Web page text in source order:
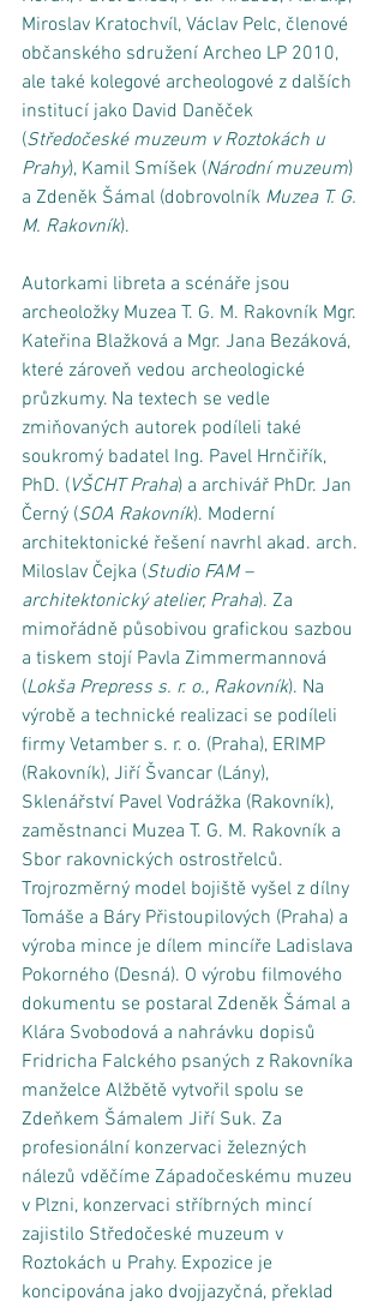
Miroslav Kratochvíl, Václav Pelc, členové
občanského sdružení Archeo LP 2010,
ale také kolegové archeologové z dalších
institucí jako David Daněček
(Středočeské muzeum v Roztokách u
Prahy), Kamil Smíšek (Národní muzeum)
a Zdeněk Šámal (dobrovolník Muzea T. G.
M. Rakovník).
Autorkami libreta a scénáře jsou
archeoložky Muzea T. G. M. Rakovník Mgr.
Kateřina Blažková a Mgr. Jana Bezáková,
které zároveň vedou archeologické
průzkumy. Na textech se vedle
zmiňovaných autorek podíleli také
soukromý badatel Ing. Pavel Hrnčiřík,
PhD. (VŠCHT Praha) a archivář PhDr. Jan
Černý (SOA Rakovník). Moderní
architektonické řešení navrhl akad. arch.
Miloslav Čejka (Studio FAM –
architektonický atelier, Praha). Za
mimořádně působivou grafickou sazbou
a tiskem stojí Pavla Zimmermannová
(Lokša Prepress s. r. o., Rakovník). Na
výrobě a technické realizaci se podíleli
firmy Vetamber s. r. o. (Praha), ERIMP
(Rakovník), Jiří Švancar (Lány),
Sklenářství Pavel Vodrážka (Rakovník),
zaměstnanci Muzea T. G. M. Rakovník a
Sbor rakovnických ostrostřelců.
Trojrozměrný model bojiště vyšel z dílny
Tomáše a Báry Přistoupilových (Praha) a
výroba mince je dílem mincíře Ladislava
Pokorného (Desná). O výrobu filmového
dokumentu se postaral Zdeněk Šámal a
Klára Svobodová a nahrávku dopisů
Fridricha Falckého psaných z Rakovníka
manželce Alžbětě vytvořil spolu se
Zdeňkem Šámalem Jiří Suk. Za
profesionální konzervaci železných
nálezů vděčíme Západočeskému muzeu
v Plzni, konzervaci stříbrných mincí
zajistilo Středočeské muzeum v
Roztokách u Prahy. Expozice je
koncipována jako dvojjazyčná, překlad